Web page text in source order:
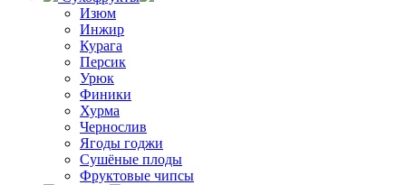
Изюм
Инжир
Курага
Персик
Урюк
Финики
Хурма
Чернослив
Ягоды годжи
Сушёные плоды
Фруктовые чипсы